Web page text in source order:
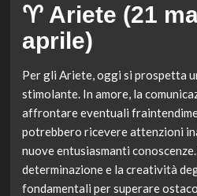
♈ Ariete (21
aprile)
Per gli Ariete, oggi si prospetta
stimolante. In amore, la
affrontare eventuali
potrebbero ricevere attenzioni
nuove entusiasmanti
determinazione e la creatività
fondamentali per superare